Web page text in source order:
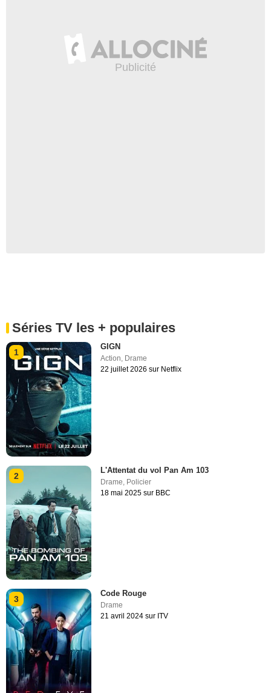
Séries TV les + populaires
1
GIGN
Action, Drame
22 juillet 2026 sur Netflix
2
L'Attentat du vol Pan Am 103
Drame Policier
18 mai 2025 sur BBC
3
Code Rouge
Drame
21 avril 2024 sur ITV